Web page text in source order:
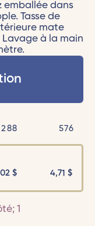
emballée dans
Tasse de
mate
à la main
288 576
$ 4,71$
1